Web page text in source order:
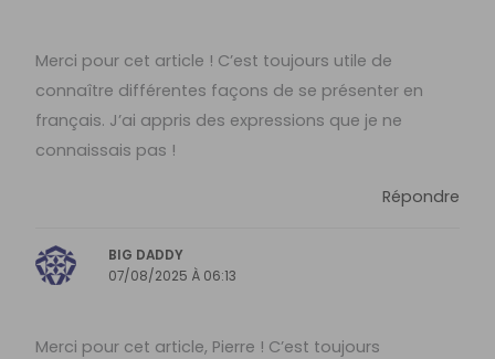
Merci pour cet article ! C’est toujours utile de
connaître différentes façons de se présenter en
français. J’ai appris des expressions que je ne
connaissais pas !
Répondre
BIG DADDY
07/08/2025 À 06:13
Merci pour cet article, Pierre ! C’est toujours